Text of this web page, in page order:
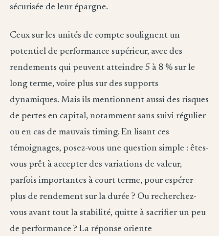
sécurisée de leur épargne.
Ceux sur les unités de compte soulignent un
potentiel de performance supérieur, avec des
rendements qui peuvent atteindre 5 à 8 % sur le
long terme, voire plus sur des supports
dynamiques. Mais ils mentionnent aussi des risques
de pertes en capital, notamment sans suivi régulier
ou en cas de mauvais timing. En lisant ces
témoignages, posez-vous une question simple : êtes-
vous prêt à accepter des variations de valeur,
parfois importantes à court terme, pour espérer
plus de rendement sur la durée ? Ou recherchez-
vous avant tout la stabilité, quitte à sacrifier un peu
de performance ? La réponse oriente